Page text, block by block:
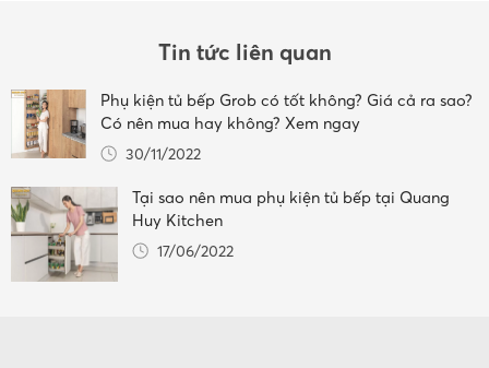
Tin tức liên quan
Phụ kiện tủ bếp Grob có tốt không? Giá cả ra sao?
Có nên mua hay không? Xem ngay
30/11/2022
Tại sao nên mua phụ kiện tủ bếp tại Quang
Huy Kitchen
17/06/2022